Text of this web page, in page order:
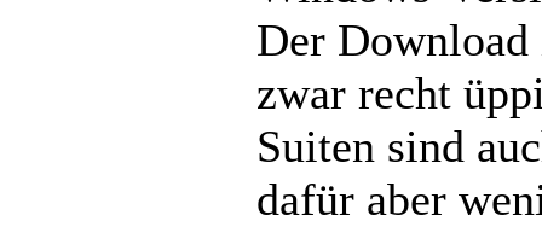
Der
zwar recht
Suiten sind
dafür aber